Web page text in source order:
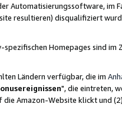
Automatisierungssoftware, im
resultieren) disqualifiziert
Homepages sind
Ländern verfügbar, die im
", die eintreten,
Amazon-Website klickt und